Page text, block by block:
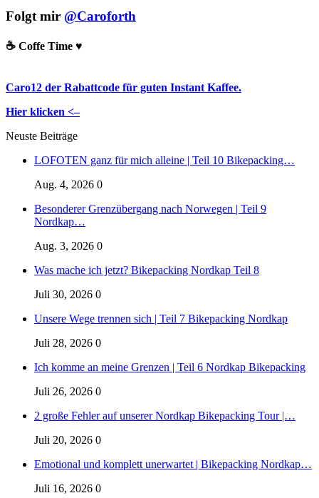
Folgt mir @Caroforth
☕️ Coffe Time ♥️
Caro12 der Rabattcode für guten Instant Kaffee.
Hier klicken <–
Neuste Beiträge
LOFOTEN ganz für mich alleine | Teil 10 Bikepacking…
Aug. 4, 2026 0
Besonderer Grenzübergang nach Norwegen | Teil 9
Nordkap…
Aug. 3, 2026 0
Was mache ich jetzt? Bikepacking Nordkap Teil 8
Juli 30, 2026 0
Unsere Wege trennen sich | Teil 7 Bikepacking Nordkap
Juli 28, 2026 0
Ich komme an meine Grenzen | Teil 6 Nordkap Bikepacking
Juli 26, 2026 0
2 große Fehler auf unserer Nordkap Bikepacking Tour |…
Juli 20, 2026 0
Emotional und komplett unerwartet | Bikepacking Nordkap…
Juli 16, 2026 0